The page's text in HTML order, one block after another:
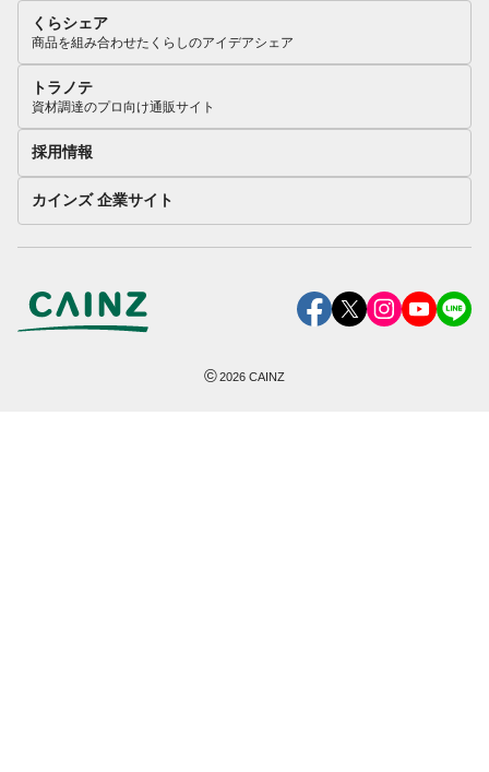
くらシェア
商品を組み合わせたくらしのアイデアシェア
トラノテ
資材調達のプロ向け通販サイト
採用情報
カインズ 企業サイト
©2026 CAINZ